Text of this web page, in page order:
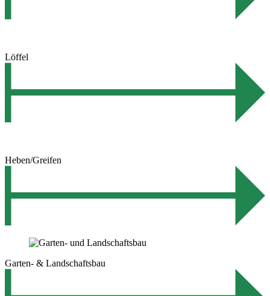
Löffel
Heben/Greifen
Garten- & Landschaftsbau